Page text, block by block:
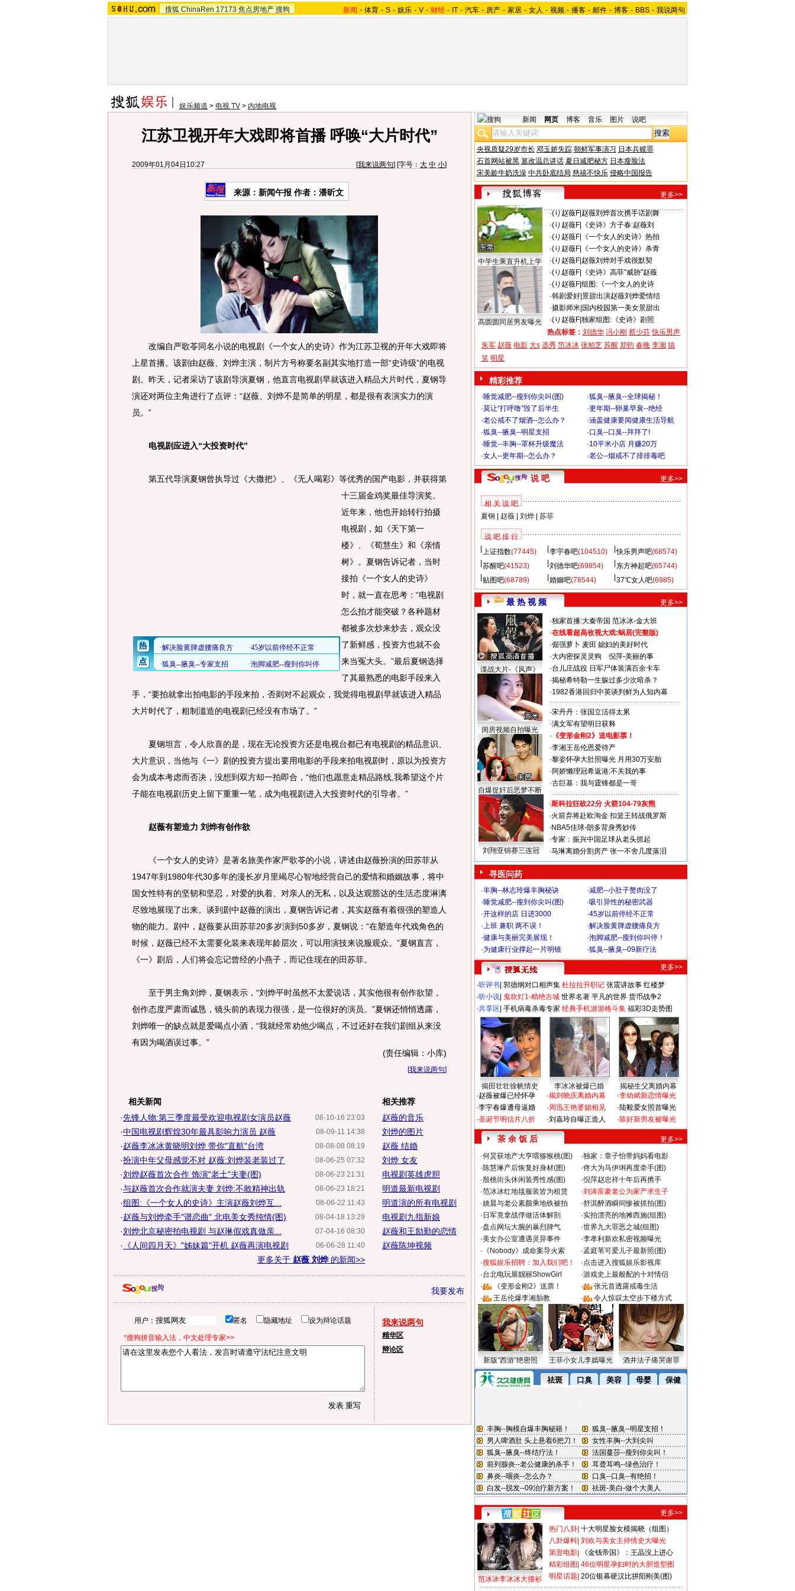
搜狐 ChinaRen 17173 焦点房地产 搜狗 新闻 - 体育 - S - 娱乐 - V - 财经 - IT - 汽车 - 房产 - 家居 - 女人 - 视频 - 播客 - 邮件 - 博客 - BBS - 我说两句
娱乐频道 > 电视 TV > 内地电视
江苏卫视开年大戏即将首播 呼唤“大片时代”
2009年01月04日10:27 [我来说两句] [字号： 大 中 小]
来源：新闻午报 作者：潘昕文
改编自严歌苓同名小说的电视剧《一个女人的史诗》作为江苏卫视的开年大戏即将
上星首播。该剧由赵薇、刘烨主演，制片方号称要名副其实地打造一部“史诗级”的电视
剧。昨天，记者采访了该剧导演夏钢，他直言电视剧早就该进入精品大片时代，夏钢导
演还对两位主角进行了点评：“赵薇、刘烨不是简单的明星，都是很有表演实力的演
员。”
电视剧应进入“大投资时代”
第五代导演夏钢曾执导过《大撒把》、《无人喝彩》等优秀的国产电影，并获得第
十三届金鸡奖最佳导演奖。
近年来，他也开始转行拍摄
电视剧，如《天下第一
楼》、《荀慧生》和《亲情
树》。夏钢告诉记者，当时
接拍《一个女人的史诗》
时，就一直在思考：“电视剧
怎么拍才能突破？各种题材
都被多次炒来炒去，观众没
了新鲜感，投资方也就不会
来当冤大头。”最后夏钢选择
了其最熟悉的电影手段来入
手，“要拍就拿出拍电影的手段来拍，否则对不起观众，我觉得电视剧早就该进入精品
大片时代了，粗制滥造的电视剧已经没有市场了。”
夏钢坦言，令人欣喜的是，现在无论投资方还是电视台都已有电视剧的精品意识、
大片意识，当他与《一》剧的投资方提出要用电影的手段来拍电视剧时，原以为投资方
会为成本考虑而否决，没想到双方却一拍即合，“他们也愿意走精品路线,我希望这个片
子能在电视剧历史上留下重重一笔，成为电视剧进入大投资时代的引导者。”
赵薇有塑造力 刘烨有创作欲
《一个女人的史诗》是著名旅美作家严歌苓的小说，讲述由赵薇扮演的田苏菲从
1947年到1980年代30多年的漫长岁月里竭尽心智地经营自己的爱情和婚姻故事，将中
国女性特有的坚韧和坚忍，对爱的执着、对亲人的无私，以及达观豁达的生活态度淋漓
尽致地展现了出来。谈到剧中赵薇的演出，夏钢告诉记者，其实赵薇有着很强的塑造人
物的能力。剧中，赵薇要从田苏菲20多岁演到50多岁，夏钢说：“在塑造年代戏角色的
时候，赵薇已经不太需要化装来表现年龄层次，可以用演技来说服观众。”夏钢直言，
《一》剧后，人们将会忘记曾经的小燕子，而记住现在的田苏菲。
至于男主角刘烨，夏钢表示，“刘烨平时虽然不太爱说话，其实他很有创作欲望，
创作态度严肃而诚恳，镜头前的表现力很强，是一位很好的演员。”夏钢还悄悄透露，
刘烨唯一的缺点就是爱喝点小酒，“我就经常劝他少喝点，不过还好在我们剧组从来没
有因为喝酒误过事。”
(责任编辑：小库)
[我来说两句]
相关新闻
08-10-16 23:03
·先锋人物:第三季度最受欢迎电视剧女演员赵薇
08-09-11 14:38
·中国电视剧辉煌30年最具影响力演员 赵薇
08-08-08 08:19
·赵薇李冰冰黄晓明刘烨 带你"直航"台湾
08-06-25 07:32
·扮演中年父母感觉不对 赵薇:刘烨装老装过了
08-06-23 21:31
·刘烨赵薇首次合作 饰演"老土"夫妻(图)
08-06-23 18:21
·与赵薇首次合作就演夫妻 刘烨:不敢精神出轨
08-06-22 11:43
·组图:《一个女人的史诗》主演赵薇刘烨互...
08-04-18 13:29
·赵薇与刘烨牵手"谱恋曲" 北电美女秀纯情(图)
07-04-16 08:30
·刘烨北京秘密拍电视剧 与赵琳假戏真做亲...
06-06-28 11:40
·
《人间四月天》"姊妹篇"开机 赵薇再演电视剧
更多关于 赵薇 刘烨的新闻>>
相关推荐
赵薇的音乐
刘烨的图片
赵薇 结婚
刘烨 女友
电视剧英雄虎胆
明道最新电视剧
明道演的所有电视剧
电视剧九指新娘
赵薇和王励勤的恋情
赵薇陈坤视频
我要发布
用户： 匿名 隐藏地址 设为辩论话题
*搜狗拼音输入法，中文处理专家>>
我来说两句
精华区
辩论区
新闻 网页 博客 音乐 图片 说吧
央视质疑29岁市长 邓玉娇失踪 朝鲜军事演习 日本兵赎罪
石首网站被黑 篡改温总讲话 夏日减肥秘方 日本瘦脸法
宋美龄牛奶洗澡 中共卧底结局 慈禧不快乐 侵略中国报告
更多>>
中学生乘直升机上学
高圆圆同居男友曝光
·(り赵薇F| 赵薇刘烨首次携手话剧舞
·(り赵薇F|
《史诗》方子春:赵薇刘
·(り赵薇F|
《一个女人的史诗》热拍
·(り赵薇F|
《一个女人的史诗》杀青
·(り赵薇F| 赵薇刘烨对手戏很默契
·(り赵薇F|
《史诗》高菲"威胁"赵薇
·(り赵薇F| 组图:《一个女人的史诗
·韩剧爱好| 景甜出演赵薇刘烨爱情结
·摄影师米| 国内校园第一美女景甜出
·(り赵薇F| 独家组图:《史诗》剧照
热点标签： 刘德华 冯小刚 蔡少芬 快乐男声
朱军 赵薇 电影 大s 选秀 范冰冰 张柏芝 苏醒 郑钧 春晚 李湘 搞
笑 明星
精彩推荐
·睡觉减肥--瘦到你尖叫(图) ·狐臭--腋臭--全球揭秘！
·莫让“打呼噜”毁了后半生 ·更年期--卵巢早衰--绝经
·老公戒不了烟酒--怎么办？ ·涵盖健康要闻健康生活导航
·狐臭--腋臭--明星支招 ·口臭--口臭--拜拜了!
·睡觉--丰胸--罩杯升级魔法 ·10平米小店 月赚20万
·女人--更年期--怎么办？ ·老公--烟戒不了排排毒吧
说 吧 更多>>
相 关 说 吧
夏钢
赵薇| 刘烨| 苏菲
说 吧 排 行
上证指数(77445) 李宇春吧(104510) 快乐男声吧(68574)
苏醒吧(41523) 刘德华吧(69854) 东方神起吧(65744)
贴图吧(68789) 婚姻吧(78544) 37℃女人吧(6985)
最 热 视 频 更多>>
谍战大片-《风声》
闺房视频自拍曝光
自爆捉奸后恶梦不断
·独家首播:大秦帝国 范冰冰-金大班
·在线看超高收视大戏:蜗居(完整版)
·倔强萝卜 麦田 媳妇的美好时代
·大内密探灵灵狗
倪萍-美丽的事
·台儿庄战役 日军尸体装满百余卡车
·揭秘希特勒一生躲过多少次暗杀？
·1982香港回归中英谈判鲜为人知内幕
·宋丹丹：张国立活得太累
·满文军有望明日获释
· 《变形金刚2》送电影票！
·李湘王岳伦恩爱待产
·黎姿怀孕大肚照曝光 月用30万安胎
·阿娇懒理冠希返港:不关我的事
·古巨基：我与霆锋都是一哥
刘翔亚锦赛三连冠
·斯科拉狂砍22分 火箭104-79灰熊
·火箭弃将赴欧淘金 扣篮王转战俄罗斯
· NBA5佳球-朗多背身秀妙传
·专家：振兴中国足球从老头抓起
·马琳离婚分割房产 张一不舍几度落泪
寻医问药
·丰胸--林志玲爆丰胸秘诀 ·减肥--小肚子赘肉没了
·睡觉减肥--瘦到你尖叫(图) ·吸引异性的秘密武器
·开这样的店 日进3000 ·45岁以前停经不正常
·上班 兼职 两不误！ ·解决脸黄脾虚腰痛良方
·健康与美丽完美展现！ ·泡脚减肥--瘦到你叫停！
·为健康行业撑起一片明镜 ·狐臭--腋臭--09新疗法
更多>>
·听评书 郭德纲对口相声集 杜拉拉升职记 张震讲故事 红楼梦
·听小说 鬼吹灯1-精绝古城 世界名著 平凡的世界 货币战争2
·共享区 手机病毒杀毒专家 经典手机游游格斗集 福彩3D走势图
揭田壮壮徐帆情史 李冰冰被爆已婚
揭秘生父离婚内幕
·赵薇被爆已经怀孕
·李宇春爆遭母逼婚
·圣诞节明信片八折
·揭刘晓庆离婚内幕
·周迅王艳婆媳相见
·刘嘉玲自曝正造人
·李幼斌新恋情曝光
·陆毅爱女照首曝光
·陈好新男友被曝光
茶 余 饭 后
更多>>
·何炅获地产大亨喂猕猴桃(图) ·独家：章子怡带妈妈看电影
·陈慧琳产后恢复好身材(图) ·佟大为马伊琍再度牵手(图)
·殷桃街头休闲装秀性感(图) ·倪萍赵忠祥十年后再携手
·范冰冰红地毯服装皆为租赁 ·刘涛富豪老公为家产求生子
·姚晨与老公素颜乘地铁被拍 ·舒淇醉酒瞬间惨被抓拍(图)
· 日军竟拿战俘做活体解剖 ·实拍漂亮的地摊西施(组图)
·盘点网坛大腕的暴烈脾气 ·世界九大罪恶之城(组图)
·美女办公室遭遇灵异事件 ·李孝利新欢私密视频曝光
· 《Nobody》成命案导火索 ·孟庭苇可爱儿子最新照(图)
·搜狐娱乐招聘：加入我们吧！ ·点击进入搜狐娱乐影视库
·台北电玩展靓丽ShowGirl ·游戏史上最般配的十对情侣
·
《变形金刚2》送票！ ·
张元首透露戒毒生活
·
王岳伦爆李湘胎教 · 令人惊叹太空步下楼方式
新版“西游”绝密照 王菲小女儿李嫣曝光 酒井法子痛哭谢罪
更多>>
范冰冰李冰冰大撞衫
热门八卦 十大明星脸女模揭晓（组图）
八卦爆料 刘欢与美女主持情史大曝光
第壹电影
《金钱帝国》：王晶没上进心
精彩组图 46位明星孕妇时的大胆造型图
明星话题 20位银幕硬汉比拼阳刚美(图)